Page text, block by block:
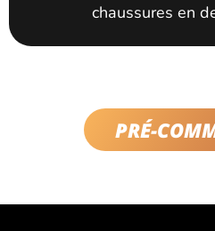
chaussures en
PRÉ-